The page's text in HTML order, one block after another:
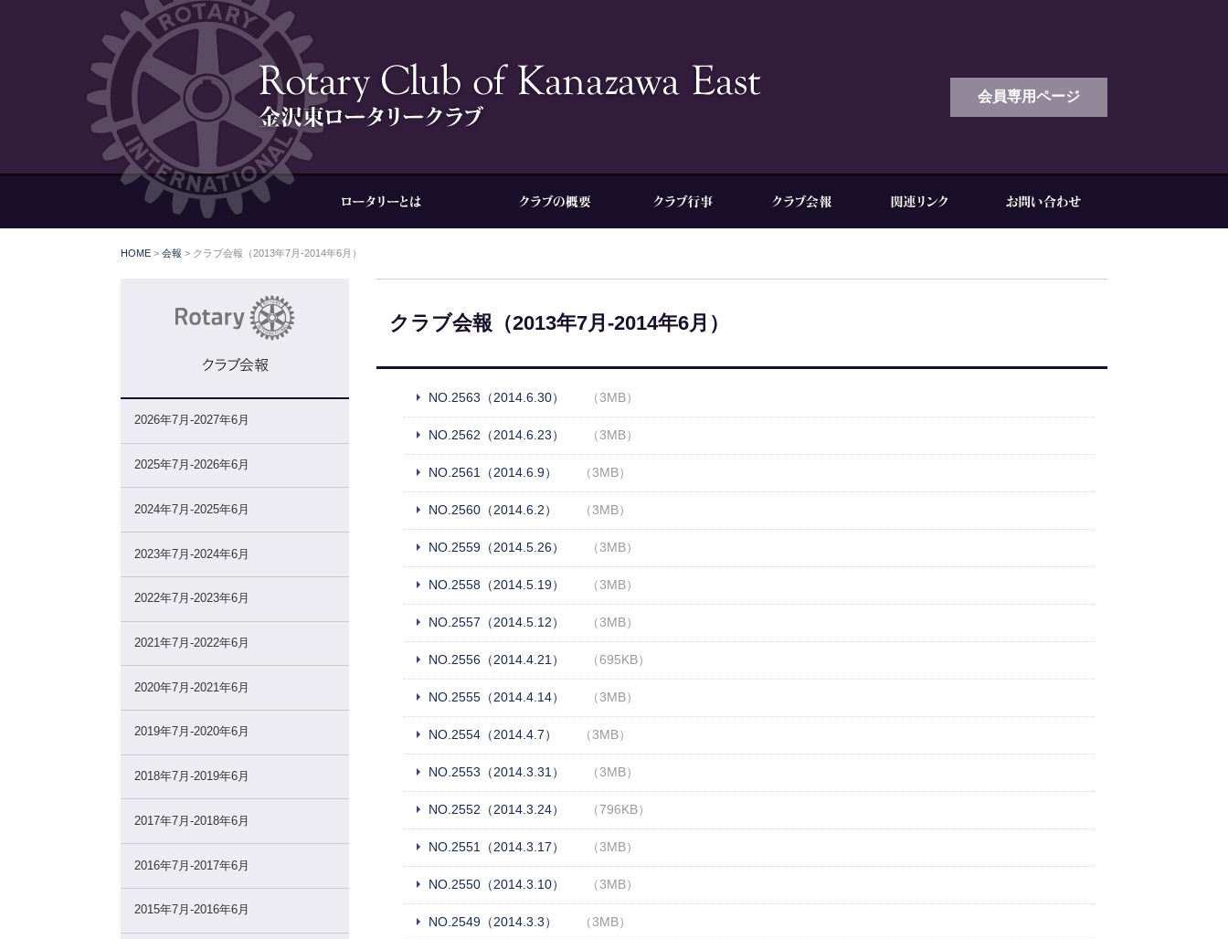
会員専用ページ
HOME > 会報 > クラブ会報（2013年7月-2014年6月）
クラブ会報（2013年7月-2014年6月）
NO.2563（2014.6.30） （3MB）
NO.2562（2014.6.23） （3MB）
NO.2561（2014.6.9） （3MB）
NO.2560（2014.6.2） （3MB）
NO.2559（2014.5.26） （3MB）
NO.2558（2014.5.19） （3MB）
NO.2557（2014.5.12） （3MB）
NO.2556（2014.4.21） （695KB）
NO.2555（2014.4.14） （3MB）
NO.2554（2014.4.7） （3MB）
NO.2553（2014.3.31） （3MB）
NO.2552（2014.3.24） （796KB）
NO.2551（2014.3.17） （3MB）
NO.2550（2014.3.10） （3MB）
NO.2549（2014.3.3） （3MB）
2026年7月-2027年6月
2025年7月-2026年6月
2024年7月-2025年6月
2023年7月-2024年6月
2022年7月-2023年6月
2021年7月-2022年6月
2020年7月-2021年6月
2019年7月-2020年6月
2018年7月-2019年6月
2017年7月-2018年6月
2016年7月-2017年6月
2015年7月-2016年6月